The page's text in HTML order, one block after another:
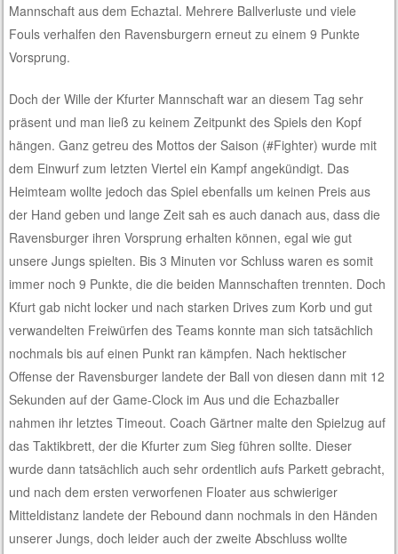
Mannschaft aus dem Echaztal. Mehrere Ballverluste und viele
Fouls verhalfen den Ravensburgern erneut zu einem 9 Punkte
Vorsprung.
Doch der Wille der Kfurter Mannschaft war an diesem Tag sehr
präsent und man ließ zu keinem Zeitpunkt des Spiels den Kopf
hängen. Ganz getreu des Mottos der Saison (#Fighter) wurde mit
dem Einwurf zum letzten Viertel ein Kampf angekündigt. Das
Heimteam wollte jedoch das Spiel ebenfalls um keinen Preis aus
der Hand geben und lange Zeit sah es auch danach aus, dass die
Ravensburger ihren Vorsprung erhalten können, egal wie gut
unsere Jungs spielten. Bis 3 Minuten vor Schluss waren es somit
immer noch 9 Punkte, die die beiden Mannschaften trennten. Doch
Kfurt gab nicht locker und nach starken Drives zum Korb und gut
verwandelten Freiwürfen des Teams konnte man sich tatsächlich
nochmals bis auf einen Punkt ran kämpfen. Nach hektischer
Offense der Ravensburger landete der Ball von diesen dann mit 12
Sekunden auf der Game-Clock im Aus und die Echazballer
nahmen ihr letztes Timeout. Coach Gärtner malte den Spielzug auf
das Taktikbrett, der die Kfurter zum Sieg führen sollte. Dieser
wurde dann tatsächlich auch sehr ordentlich aufs Parkett gebracht,
und nach dem ersten verworfenen Floater aus schwieriger
Mitteldistanz landete der Rebound dann nochmals in den Händen
unserer Jungs, doch leider auch der zweite Abschluss wollte